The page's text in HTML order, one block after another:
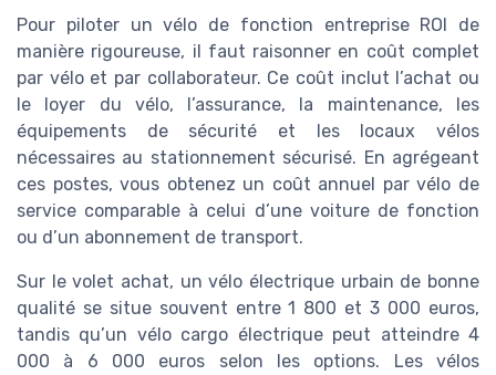
Pour piloter un vélo de fonction entreprise ROI de
manière rigoureuse, il faut raisonner en coût complet
par vélo et par collaborateur. Ce coût inclut l’achat ou
le loyer du vélo, l’assurance, la maintenance, les
équipements de sécurité et les locaux vélos
nécessaires au stationnement sécurisé. En agrégeant
ces postes, vous obtenez un coût annuel par vélo de
service comparable à celui d’une voiture de fonction
ou d’un abonnement de transport.
Sur le volet achat, un vélo électrique urbain de bonne
qualité se situe souvent entre 1 800 et 3 000 euros,
tandis qu’un vélo cargo électrique peut atteindre 4
000 à 6 000 euros selon les options. Les vélos